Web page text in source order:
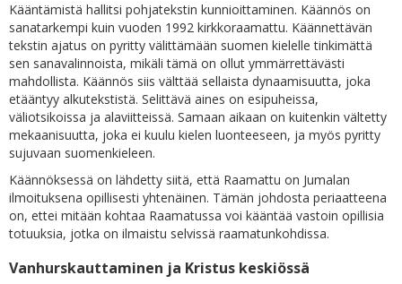
Kääntämistä hallitsi pohjatekstin kunnioittaminen. Käännös on
sanatarkempi kuin vuoden 1992 kirkkoraamattu. Käännettävän
tekstin ajatus on pyritty välittämään suomen kielelle tinkimättä
sen sanavalinnoista, mikäli tämä on ollut ymmärrettävästi
mahdollista. Käännös siis välttää sellaista dynaamisuutta, joka
etääntyy alkutekstistä. Selittävä aines on esipuheissa,
väliotsikoissa ja alaviitteissä. Samaan aikaan on kuitenkin vältetty
mekaanisuutta, joka ei kuulu kielen luonteeseen, ja myös pyritty
sujuvaan suomenkieleen.
Käännöksessä on lähdetty siitä, että Raamattu on Jumalan
ilmoituksena opillisesti yhtenäinen. Tämän johdosta periaatteena
on, ettei mitään kohtaa Raamatussa voi kääntää vastoin opillisia
totuuksia, jotka on ilmaistu selvissä raamatunkohdissa.
Vanhurskauttaminen ja Kristus keskiössä